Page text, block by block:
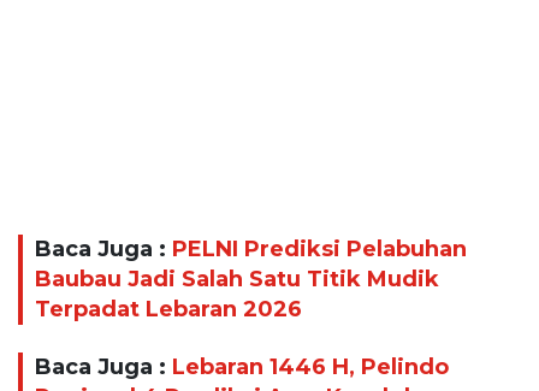
Baca Juga : PELNI Prediksi Pelabuhan
Baubau Jadi Salah Satu Titik Mudik
Terpadat Lebaran 2026
Baca Juga : Lebaran 1446 H, Pelindo